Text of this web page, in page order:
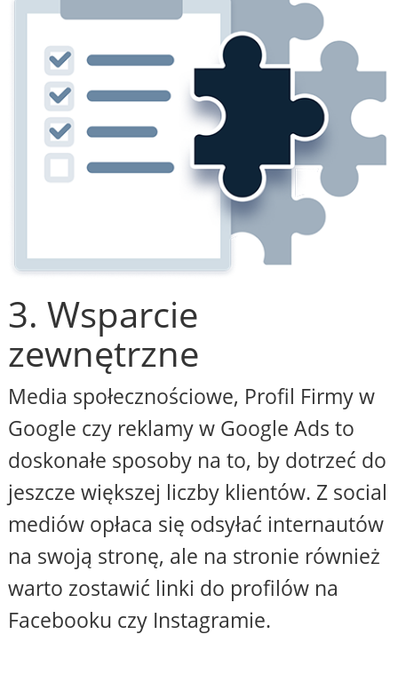
3. Wsparcie
zewnętrzne
Media społecznościowe, Profil Firmy w
Google czy reklamy w Google Ads to
doskonałe sposoby na to, by dotrzeć do
jeszcze większej liczby klientów. Z social
mediów opłaca się odsyłać internautów
na swoją stronę, ale na stronie również
warto zostawić linki do profilów na
Facebooku czy Instagramie.